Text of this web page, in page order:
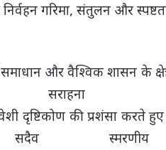
निर्वहन गरिमा, संतुलन और
और वैश्विक शासन के
दृष्टिकोण की प्रशंसा करते
स्मरणीय